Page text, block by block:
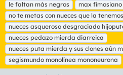
e
t
a
s
le faltan más negros
max fimosiano
no te metas con nueces que la tenemos
nueces asqueroso desgraciado
nueces pedazo mierda diarreica
nueces puta mierda y sus clones aún
segismundo monolínea mononeurona